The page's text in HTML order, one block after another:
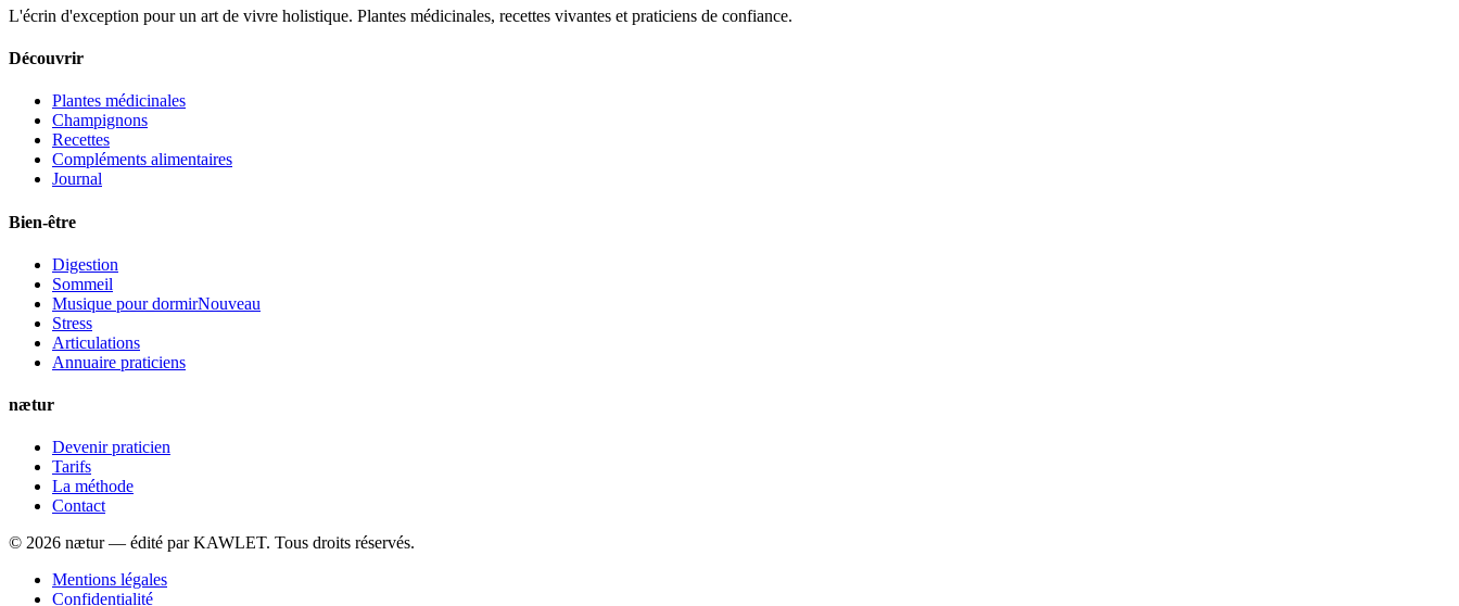
L'écrin d'exception pour un art de vivre holistique. Plantes médicinales, recettes vivantes et praticiens de confiance.
Découvrir
Plantes médicinales
Champignons
Recettes
Compléments alimentaires
Journal
Bien-être
Digestion
Sommeil
Musique pour dormirNouveau
Stress
Articulations
Annuaire praticiens
nætur
Devenir praticien
Tarifs
La méthode
Contact
© 2026 nætur — édité par KAWLET. Tous droits réservés.
Mentions légales
Confidentialité